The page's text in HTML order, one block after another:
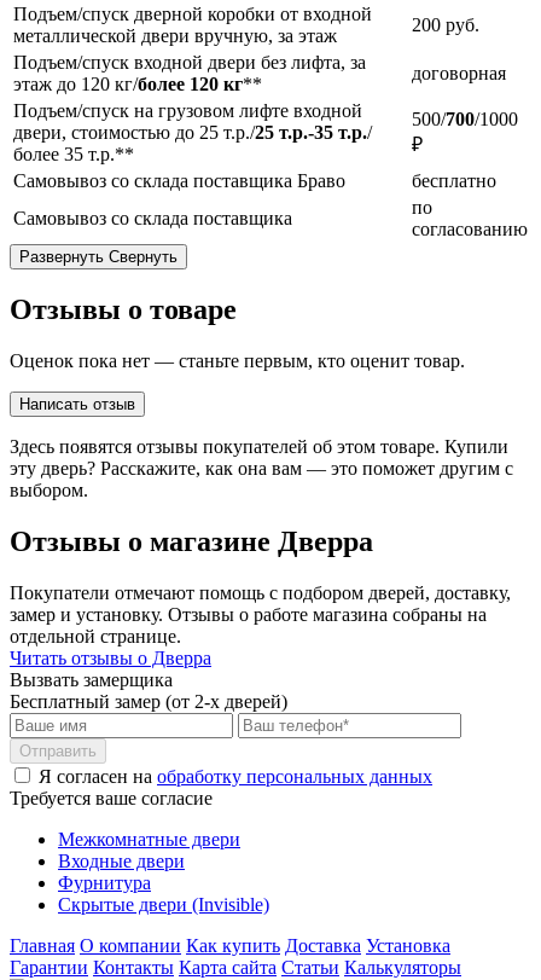
Подъем/спуск дверной коробки от входной
металлической двери вручную, за этаж
200 руб.
Подъем/спуск входной двери без лифта, за
этаж до 120 кг/более 120 кг**
договорная
Подъем/спуск на грузовом лифте входной
двери, стоимостью до 25 т.р./25 т.р.-35 т.р./
более 35 т.р.**
500/700/1000
₽
Самовывоз со склада поставщика Браво
бесплатно
Самовывоз со склада поставщика
по
согласованию
Развернуть Свернуть
Отзывы о товаре
Оценок пока нет — станьте первым, кто оценит товар.
Написать отзыв
Здесь появятся отзывы покупателей об этом товаре. Купили
эту дверь? Расскажите, как она вам — это поможет другим с
выбором.
Отзывы о магазине Дверра
Покупатели отмечают помощь с подбором дверей, доставку,
замер и установку. Отзывы о работе магазина собраны на
отдельной странице.
Читать отзывы о Дверра
Вызвать замерщика
Бесплатный замер (от 2-х дверей)
Отправить
Я согласен на обработку персональных данных
Требуется ваше согласие
Межкомнатные двери
Входные двери
Фурнитура
Скрытые двери (Invisible)
Главная О компании Как купить Доставка Установка
Гарантии Контакты Карта сайта Статьи Калькуляторы